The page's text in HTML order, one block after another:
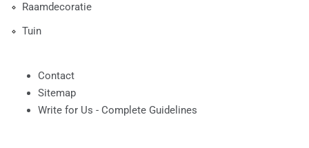
Raamdecoratie
Tuin
Contact
Sitemap
Write for Us - Complete Guidelines